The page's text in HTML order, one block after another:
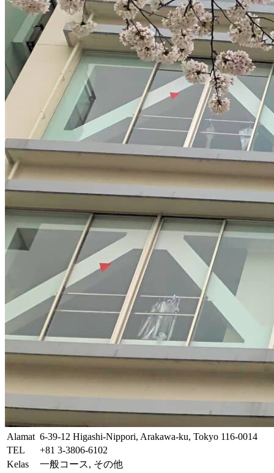
Alamat 6-39-12 Higashi-Nippori, Arakawa-ku, Tokyo 116-0014
TEL
+81 3-3806-6102
Kelas
一般コース, その他